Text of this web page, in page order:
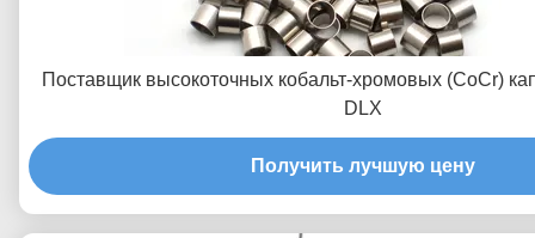
Поставщик высокоточных кобальт-хромовых (CoCr)
DLX
Получить лучшую цену